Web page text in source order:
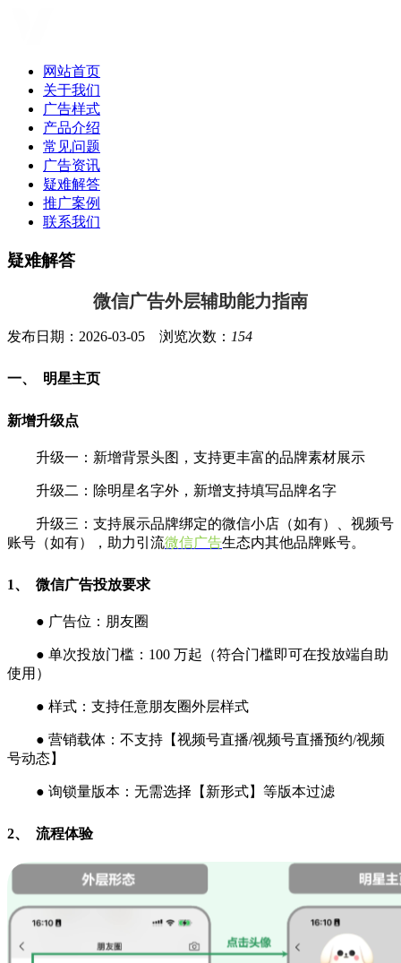
网站首页
关于我们
广告样式
产品介绍
常见问题
广告资讯
疑难解答
推广案例
联系我们
疑难解答
微信广告外层辅助能力指南
发布日期：2026-03-05 浏览次数： 154
一、 明星主页
新增升级点
升级一：新增背景头图，支持更丰富的品牌素材展示
升级二：除明星名字外，新增支持填写品牌名字
升级三：支持展示品牌绑定的微信小店（如有）、视频号
账号（如有），助力引流微信广告生态内其他品牌账号。
1、 微信广告投放要求
● 广告位：朋友圈
● 单次投放门槛：100 万起（符合门槛即可在投放端自助
使用）
● 样式：支持任意朋友圈外层样式
● 营销载体：不支持【视频号直播/视频号直播预约/视频
号动态】
● 询锁量版本：无需选择【新形式】等版本过滤
2、 流程体验